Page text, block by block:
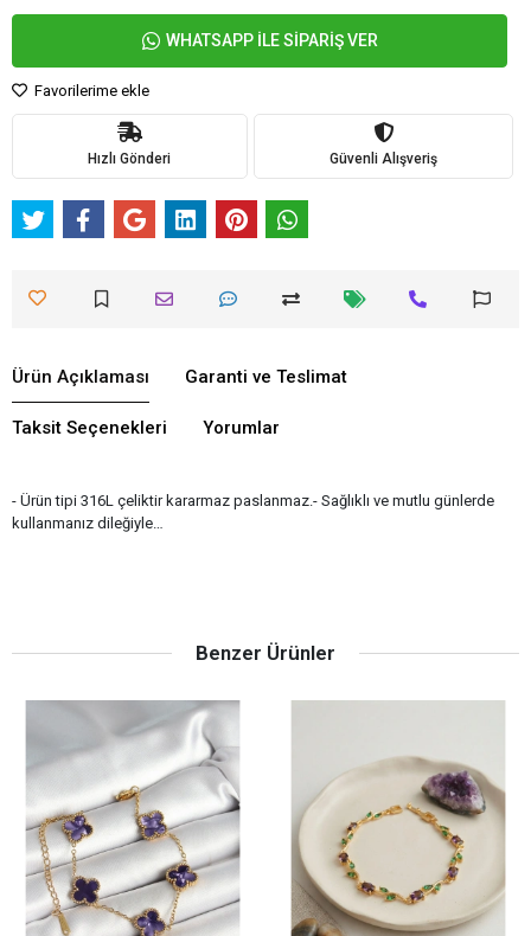
WHATSAPP İLE SİPARİŞ VER
Favorilerime ekle
Hızlı Gönderi Güvenli Alışveriş
Ürün Açıklaması Garanti ve Teslimat
Taksit Seçenekleri Yorumlar
- Ürün tipi 316L çeliktir kararmaz paslanmaz.- Sağlıklı ve mutlu günlerde
kullanmanız dileğiyle…
Benzer Ürünler